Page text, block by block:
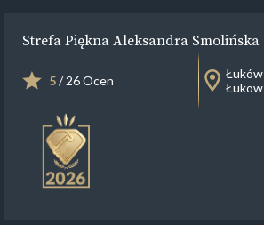
Strefa Piękna Aleksandra Smolińska
5/ 26 Ocen
Łuków
Łukow